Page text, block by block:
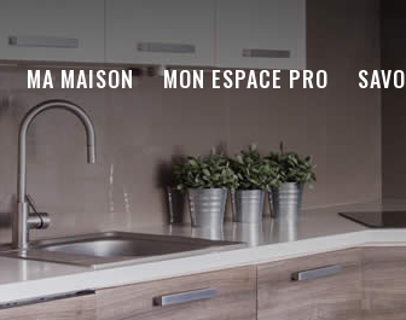
MA MAISON MON ESPACE PRO